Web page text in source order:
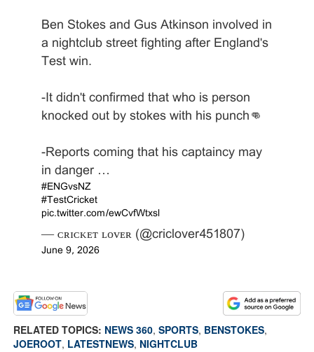
Ben Stokes and Gus Atkinson involved in
a nightclub street fighting after England's
Test win.
-It didn't confirmed that who is person
knocked out by stokes with his punch👊
-Reports coming that his captaincy may
in danger
#ENGvsNZ
#TestCricket
…
pic.twitter.com/ewCvfWtxsl
— ᴄʀɪᴄᴋᴇᴛ ʟᴏᴠᴇʀ (@criclover451807)
June 9, 2026
RELATED TOPICS: NEWS 360, SPORTS, BENSTOKES,
JOEROOT, LATESTNEWS, NIGHTCLUB